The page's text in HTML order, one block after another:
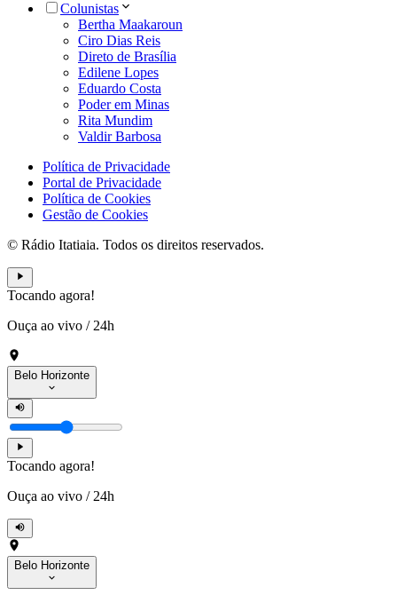
Colunistas
Bertha Maakaroun
Ciro Dias Reis
Direto de Brasília
Edilene Lopes
Eduardo Costa
Poder em Minas
Rita Mundim
Valdir Barbosa
Política de Privacidade
Portal de Privacidade
Política de Cookies
Gestão de Cookies
© Rádio Itatiaia. Todos os direitos reservados.
Tocando agora!
Ouça ao vivo / 24h
Belo Horizonte
Tocando agora!
Ouça ao vivo / 24h
Belo Horizonte